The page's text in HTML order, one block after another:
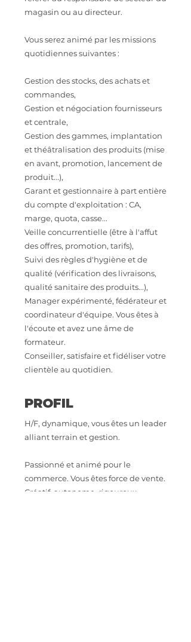
magasin ou au directeur.
Vous serez animé par les missions
quotidiennes suivantes :
Gestion des stocks, des achats et
commandes,
Gestion et négociation fournisseurs
et centrale,
Gestion des gammes, implantation
et théâtralisation des produits (mise
en avant, promotion, lancement de
produit...),
Garant et gestionnaire à part entière
du compte d'exploitation : CA,
marge, quota, casse...
Veille concurrentielle (être à l'affut
des offres, promotion, tarifs),
Suivi des règles d'hygiène et de
qualité (vérification des livraisons,
qualité sanitaire des produits...),
Manager expérimenté, fédérateur et
coordinateur d'équipe. Vous êtes à
l'écoute et avez une âme de
formateur.
Conseiller, satisfaire et fidéliser votre
clientèle au quotidien.
PROFIL
H/F, dynamique, vous êtes un leader
alliant terrain et gestion.
Passionné et animé pour le
commerce. Vous êtes force de vente.
Créatif, autonome, rigoureux.